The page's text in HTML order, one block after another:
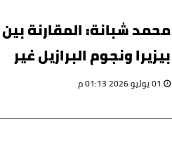
محمد شبانة: المقارنة بين
بيزيرا ونجوم البرازيل غير
منطقية
01 يوليو 2026 01:13 م